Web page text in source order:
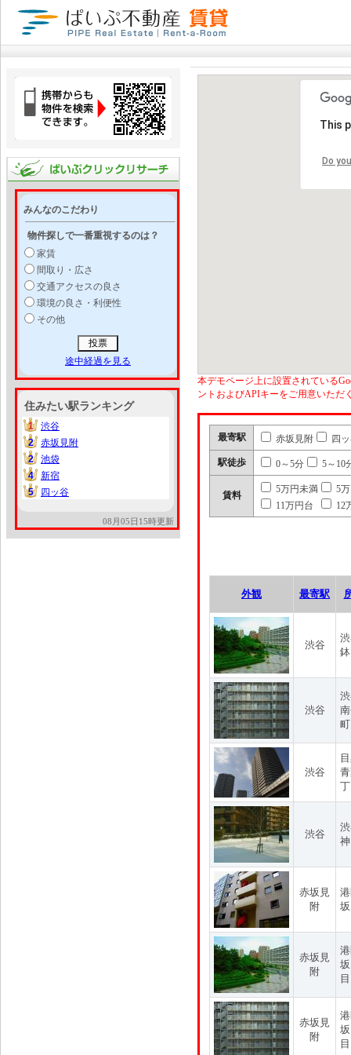
みんなのこだわり
物件探しで一番重視するのは？
家賃
間取り・広さ
交通アクセスの良さ
環境の良さ・利便性
その他
途中経過を見る
住みたい駅ランキング
1
1
渋谷
2
2
赤坂見附
2
2
池袋
4
4
新宿
5
5 四ッ谷
08月05日15時更新
This
Do
本デモページ上に設置されている
ントおよびAPIキーをご用意いただ
最寄駅 赤坂見附 四
駅徒歩 0～5分 5～10
賃料
5万円未満
5
11万円台
12
外観 最寄駅
渋谷
渋谷
渋谷
渋谷
赤坂見
附
赤坂見
附
目
赤坂見
附
目